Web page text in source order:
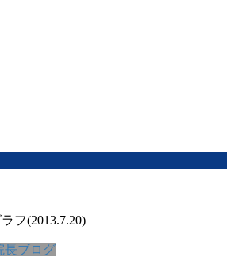
フ(2013.7.20)
長ブログ